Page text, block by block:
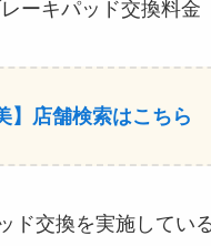
ーキパッド交換料金
】店舗検索はこちら
ド交換を実施してい